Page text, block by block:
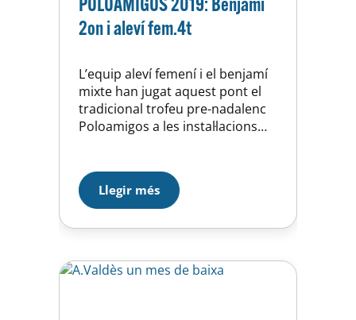
2on i aleví fem.4t
L’equip aleví femení i el benjamí
mixte han jugat aquest pont el
tradicional trofeu pre-nadalenc
Poloamigos a les instal·lacions
waterpolístic que ha fet les
delícies del petits waterpolistes i
de les famílies que s’han
desplaçat. A nivell esportiu tots
molts…
Llegir més